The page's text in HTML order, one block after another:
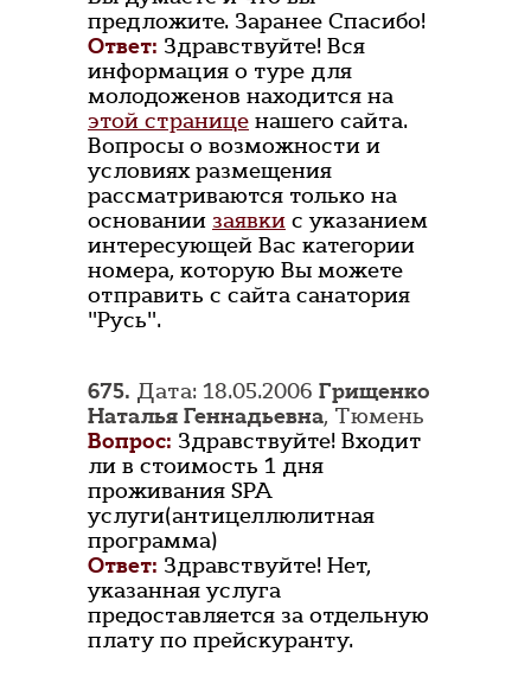
предложите. Заранее Спасибо!
Ответ: Здравствуйте! Вся
информация о туре для
молодоженов находится на
этой странице нашего сайта.
Вопросы о возможности и
условиях размещения
рассматриваются только на
основании заявки с указанием
интересующей Вас категории
номера, которую Вы можете
отправить с сайта санатория
"Русь".
675. Дата: 18.05.2006 Грищенко
Наталья Геннадьевна, Тюмень
Вопрос: Здравствуйте! Входит
ли в стоимость 1 дня
проживания SPA
услуги(антицеллюлитная
программа)
Ответ: Здравствуйте! Нет,
указанная услуга
предоставляется за отдельную
плату по прейскуранту.